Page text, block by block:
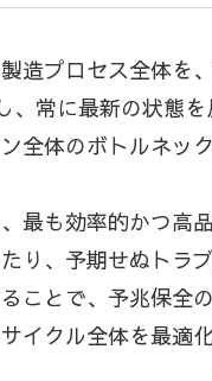
造プロセス全体
常に最新の状態
体のボトルネッ
も効率的かつ
、予期せぬト
とで、予兆保全
クル全体を最適